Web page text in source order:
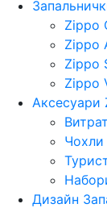
Zippo
Zippo
Zippo
Zippo
Аксесуари
Дизайн